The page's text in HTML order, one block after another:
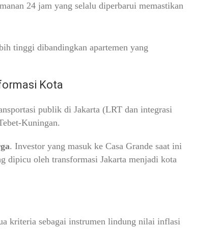
24 jam yang selalu diperbarui memastikan
tinggi dibandingkan apartemen yang
Kota
publik di Jakarta (LRT dan integrasi
Kuningan.
. Investor yang masuk ke Casa Grande saat ini
dipicu oleh transformasi Jakarta menjadi kota
kriteria sebagai instrumen lindung nilai inflasi